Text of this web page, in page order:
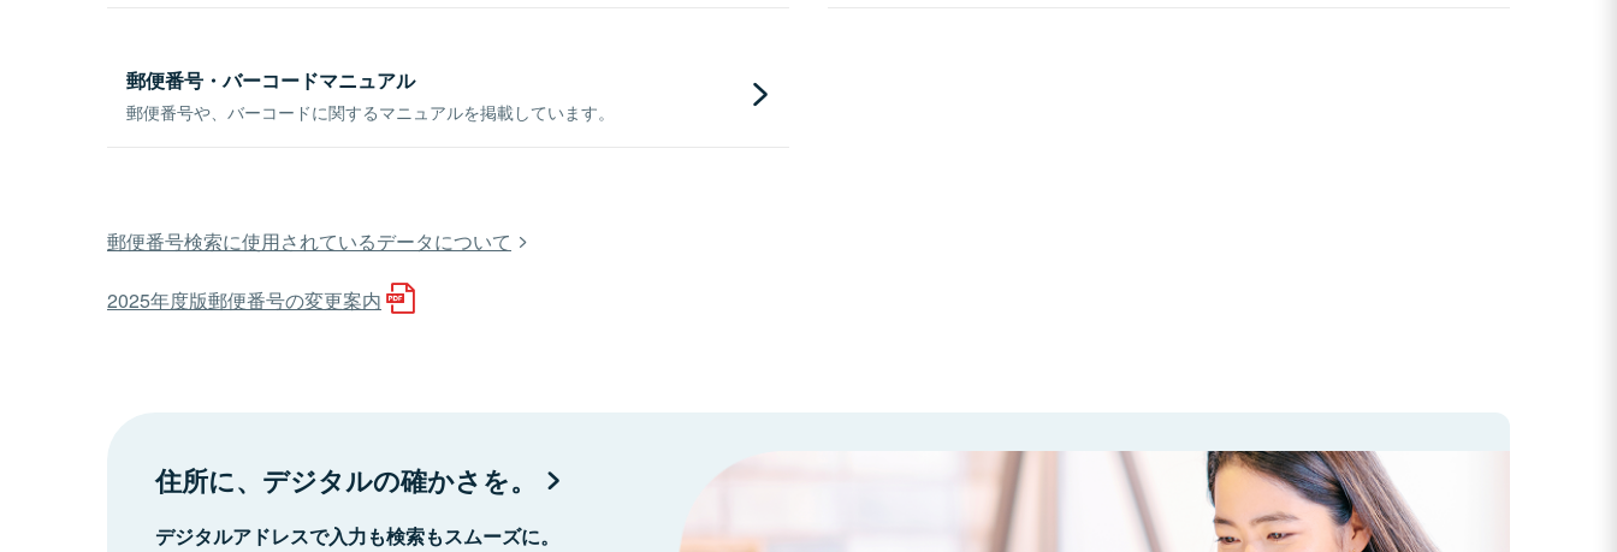
郵便番号・バーコードマニュアル
郵便番号や、バーコードに関するマニュアルを掲載しています。
郵便番号検索に使用されているデータについて
2025年度版郵便番号の変更案内
住所に、デジタルの確かさを。
デジタルアドレスで入力も検索もスムーズに。